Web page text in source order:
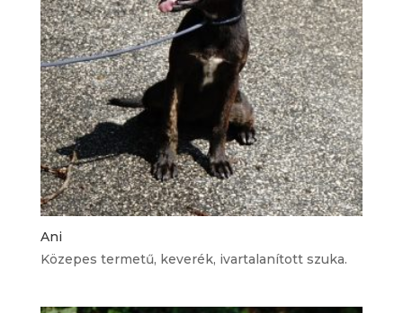
Ani
Közepes termetű, keverék, ivartalanított szuka.